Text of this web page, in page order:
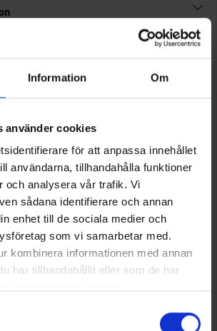
Information Om
använder cookies
för att anpassa innehållet
användarna, tillhandahålla funktioner
och analysera vår trafik. Vi
sådana identifierare och annan
enhet till de sociala medier och
som vi samarbetar med.
kombinera informationen med annan
har tillhandahållit eller som de har
behöver